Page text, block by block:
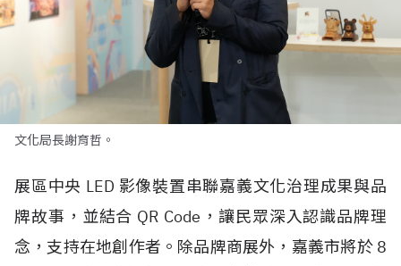
文化局長謝育哲。
展區中央 LED 影像裝置串聯嘉義文化治理成果與品
牌故事，並結合 QR Code ，讓民眾深入認識品牌理
念，支持在地創作者。除品牌商展外，嘉義市將於 8